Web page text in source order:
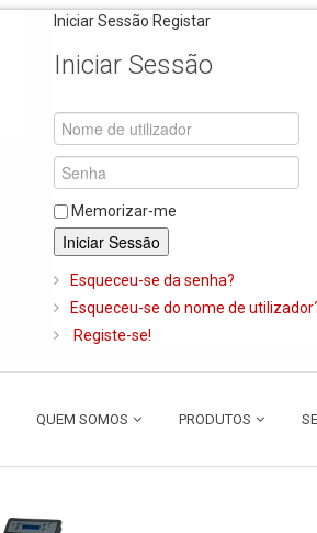
Iniciar Sessão Registar
Iniciar Sessão
Memorizar-me
Iniciar Sessão
Esqueceu-se da senha?
Esqueceu-se do nome de
Registe-se!
QUEM SOMOS PRODUTOS